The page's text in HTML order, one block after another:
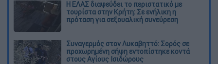
Η ΕΛΑΣ διαψεύδει το περιστατικό με
τουρίστα στην Κρήτη: Σε ενήλικη η
πρόταση για σεξουαλική συνεύρεση
Συναγερμός στον Λυκαβηττό: Σορός σε
προχωρημένη σήψη εντοπίστηκε κοντά
στους Αγίους Ισιδώρους